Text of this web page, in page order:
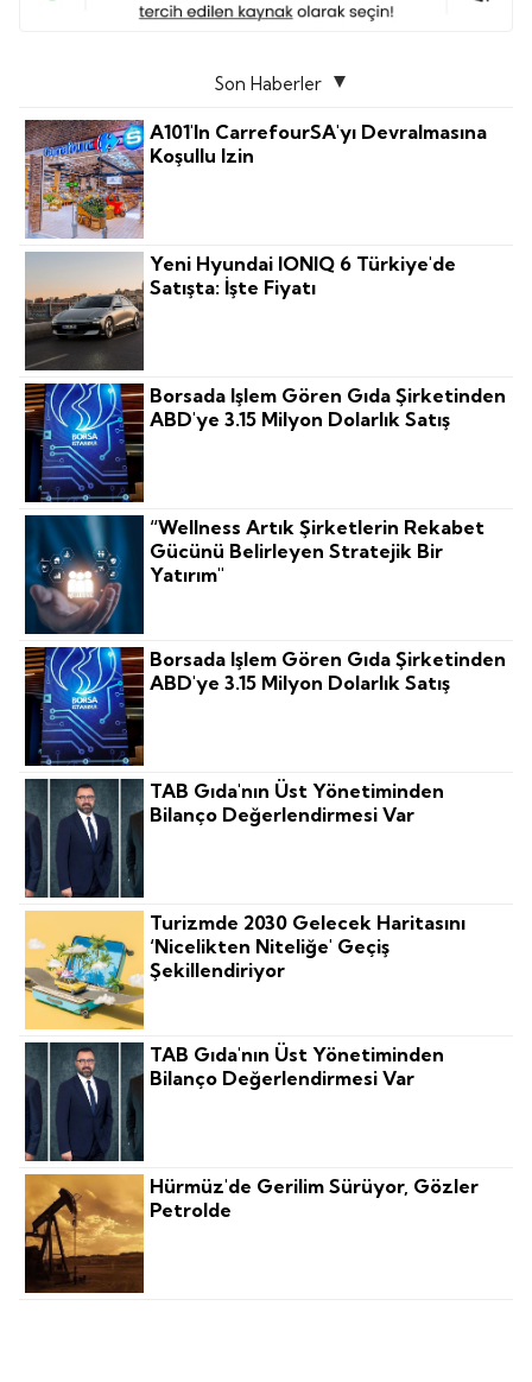
Son Haberler
A101'in CarrefourSA'yı Devralmasına
Koşullu Izin
Yeni Hyundai IONIQ 6 Türkiye'de
Satışta: İşte Fiyatı
Borsada Işlem Gören Gıda Şirketinden
ABD'ye 3.15 Milyon Dolarlık Satış
“Wellness Artık Şirketlerin Rekabet
Gücünü Belirleyen Stratejik Bir
Yatırım"
Borsada Işlem Gören Gıda Şirketinden
ABD'ye 3.15 Milyon Dolarlık Satış
TAB Gıda'nın Üst Yönetiminden
Bilanço Değerlendirmesi Var
Turizmde 2030 Gelecek Haritasını
‘nicelikten Niteliğe' Geçiş
Şekillendiriyor
TAB Gıda'nın Üst Yönetiminden
Bilanço Değerlendirmesi Var
Hürmüz'de Gerilim Sürüyor, Gözler
Petrolde